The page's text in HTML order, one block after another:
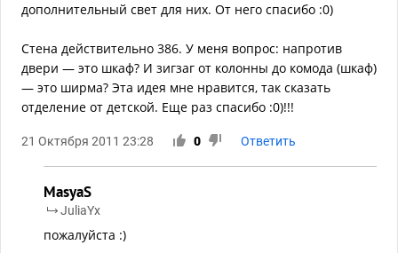
дополнительный свет для них. От него спасибо :0)
Стена действительно 386. У меня вопрос: напротив
двери — это шкаф? И зигзаг от колонны до комода (шкаф)
— это ширма? Эта идея мне нравится, так сказать
отделение от детской. Еще раз спасибо :0)!!!
21 Октября 2011 23:28 0 Ответить
MasyaS
JuliaYx
пожалуйста :)